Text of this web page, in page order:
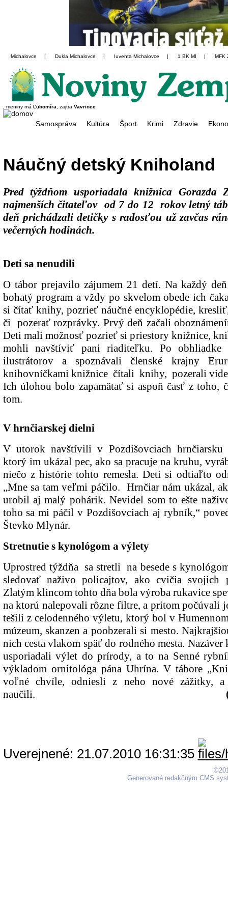
Michalovce | Dukla Michalovce | Iuventa Michalovce | 1 BK MI | MFK
, meniny má Ľubomíra , zajtra Vavrinec
Samospráva Kultúra Šport Krimi Zdravie
Náučný detský Kniholand
Pred týždňom usporiadala knižnica Gorazda
najmenších čitateľov od 7 do 12 rokov letný
deň prichádzali detičky s radosťou už zavčas
večerných hodinách.
Deti sa nenudili
O tábor prejavilo zájumem 21 detí. Na každý
bohatý program a vždy po skvelom obede ich
si čítať knihy, pozrieť náučné encyklopédie,
či pozerať rozprávky. Prvý deň začali
Deti mali možnosť pozrieť si priestory knižnice,
mohli navštíviť pani riaditeľku. Po obhliadke
ilustrátorov a spoznávali členské krajny
knihovníčkami knižnice čítali knihy, pozerali
Ich úlohou bolo zapamätať si aspoň časť z toho,
tom.
V hrnčiarskej dielni
V utorok navštívili v Pozdišovciach hrnčiarsku
ktorý im ukázal pec, ako sa pracuje na kruhu,
niečo z histórie tohto remesla. Deti si odtiaľto
„Mne sa tam veľmi páčilo. Hrnčiar nám ukázal,
urobil aj malý pohárik. Nevidel som to ešte
toho sa mi páčil v Pozdišovciach aj rybník,“
Števko Mlynár.
Stretnutie s kynológom a výlety
Uprostred týždňa sa stretli na besede s
sledovať naživo policajtov, ako cvičia svojich
Zlatým klincom tohto dňa bola výroba rukavice
na ktorú nalepovali rôzne filtre, a pritom počúvali
tešili z celodenného výletu, ktorý bol v
múzeum, skanzen a poobzerali si mesto.
nich cesta vlakom späť do rodného mesta.
usporiadali výlet do prírody, a to na Senné
výkladom ornitológa pána Uhrína. V tábore
voľné chvíle, odniesli z neho nové zážitky,
naučili.
Uverejnené: 21.07.2010 16:31:35
Generované redakčným CMS